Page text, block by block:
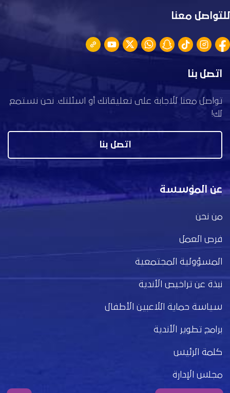
للتواصل معنا
اتصل بنا
تواصل معنا للاجابة على تعليقاتك أو اسئلتك. نحن نستمع
لك!
اتصل بنا
عن المؤسسة
من نحن
فرص العمل
المسؤولية المجتمعية
نبذة عن تراخيص الأندية
سياسة حماية اللاعبين الأطفال
برامج تطوير الأندية
كلمة الرئيس
مجلس الإدارة